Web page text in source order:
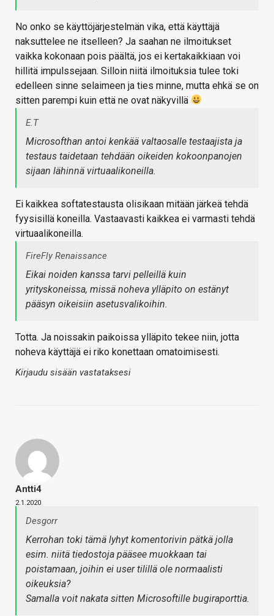
No onko se käyttöjärjestelmän vika, että käyttäjä
naksuttelee ne itselleen? Ja saahan ne ilmoitukset
vaikka kokonaan pois päältä, jos ei kertakaikkiaan voi
hillitä impulssejaan. Silloin niitä ilmoituksia tulee toki
edelleen sinne selaimeen ja ties minne, mutta ehkä se on
sitten parempi kuin että ne ovat näkyvillä
E.T
Microsofthan antoi kenkää valtaosalle testaajista ja
testaus taidetaan tehdään oikeiden kokoonpanojen
sijaan lähinnä virtuaalikoneilla.
Ei kaikkea softatestausta olisikaan mitään järkeä tehdä
fyysisillä koneilla. Vastaavasti kaikkea ei varmasti tehdä
virtuaalikoneilla.
FireFly Renaissance
Eikai noiden kanssa tarvi pelleillä kuin
yrityskoneissa, missä noheva ylläpito on estänyt
pääsyn oikeisiin asetusvalikoihin.
Totta. Ja noissakin paikoissa ylläpito tekee niin, jotta
noheva käyttäjä ei riko konettaan omatoimisesti.
Kirjaudu sisään vastataksesi
Antti4
2.1.2020
Desgorr
Kerrohan toki tämä lyhyt komentorivin pätkä jolla
esim. niitä tiedostoja pääsee muokkaan tai
poistamaan, joihin ei user tilillä ole normaalisti
oikeuksia?
Samalla voit nakata sitten Microsoftille bugiraporttia.